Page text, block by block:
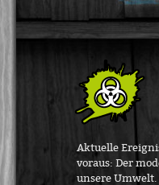
Aktuelle
voraus: Der
unsere Umwelt.